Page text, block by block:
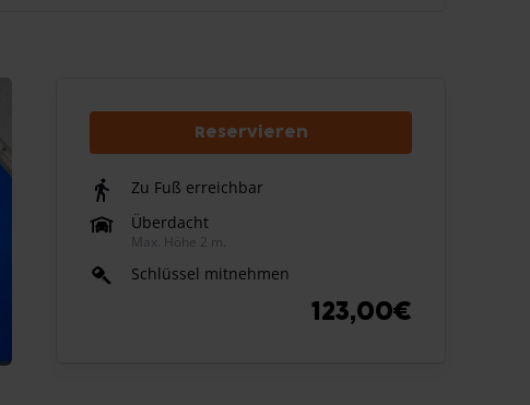
Reservieren
Zu Fuß erreichbar
Überdacht
Max. Höhe 2 m.
Schlüssel mitnehmen
123,00€